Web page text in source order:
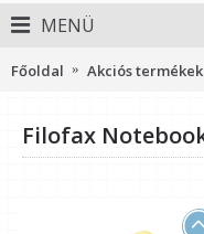
MENÜ
Főoldal Akciós termékek